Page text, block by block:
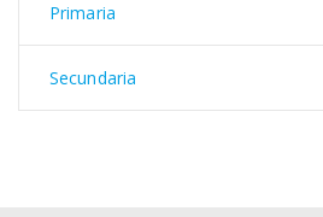
Primaria
Secundaria